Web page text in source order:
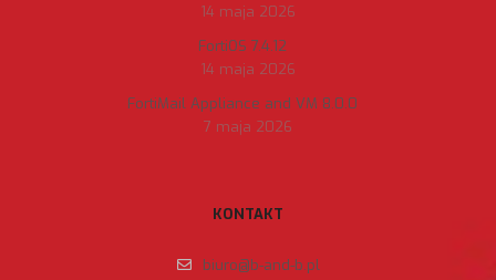
14 maja 2026
FortiOS 7.4.12
14 maja 2026
FortiMail Appliance and VM 8.0.0
7 maja 2026
KONTAKT
biuro@b-and-b.pl